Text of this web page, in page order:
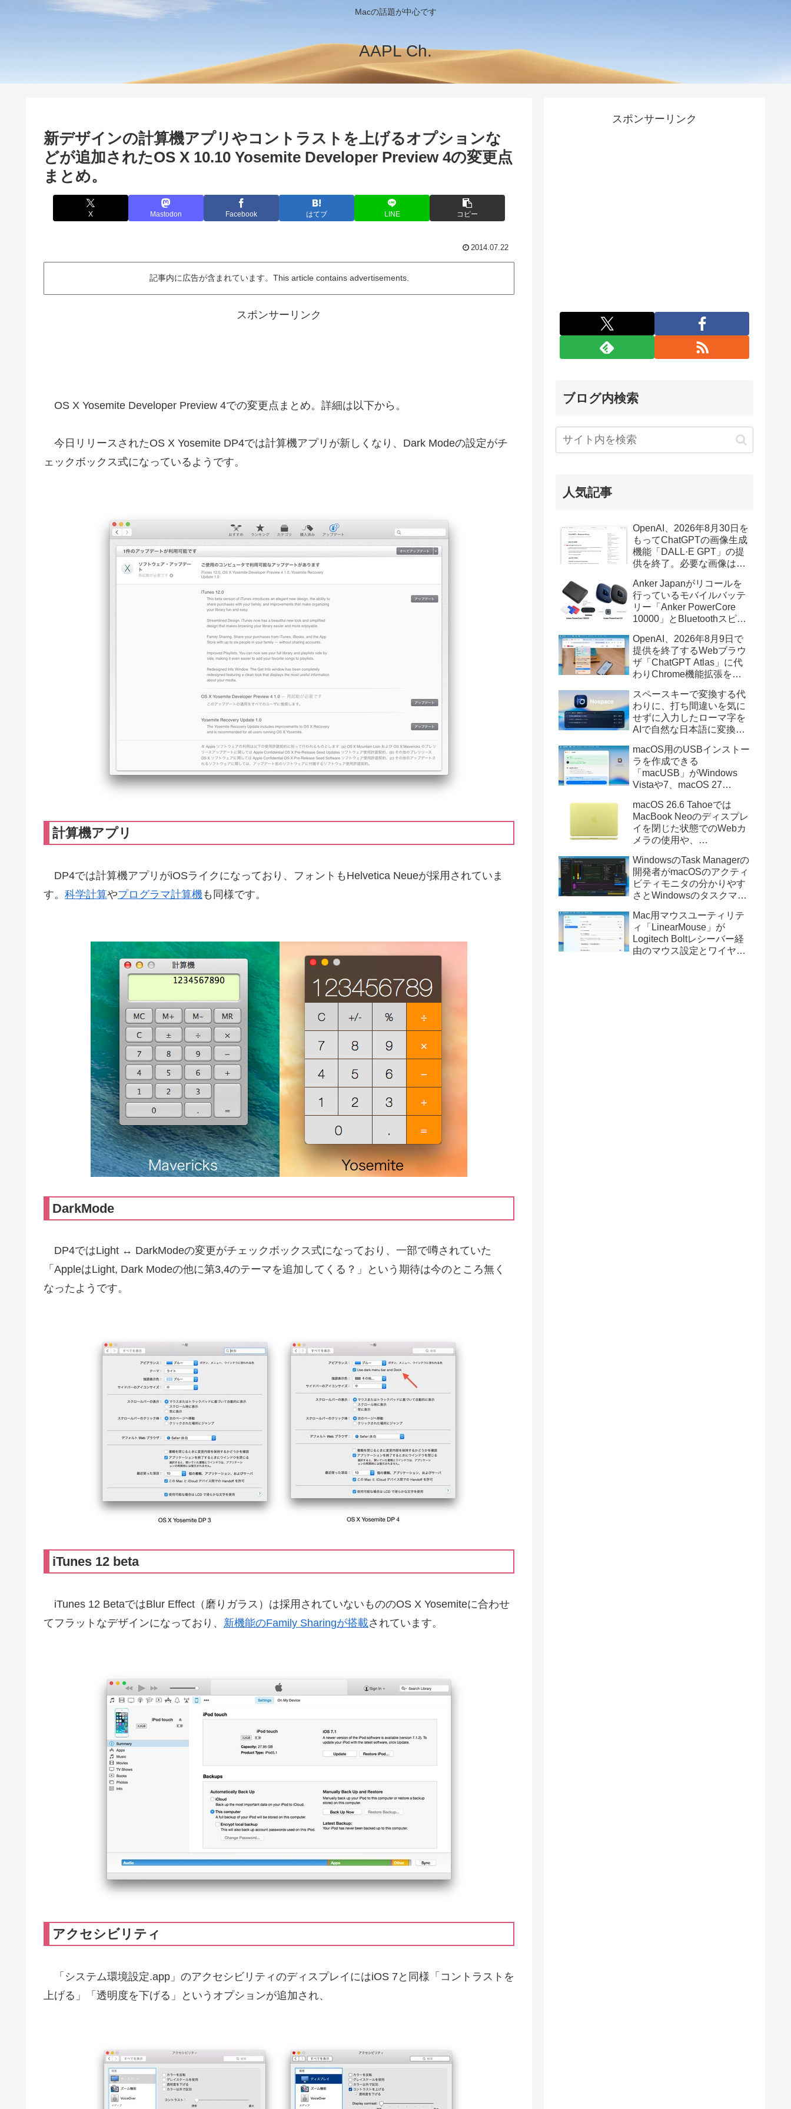
Macの話題が中心です
AAPL Ch.
新デザインの計算機アプリやコントラストを上げるオプションな
どが追加されたOS X 10.10 Yosemite Developer Preview 4の変更点
まとめ。
X Mastodon Facebook はてブ LINE コピー
2014.07.22
記事内に広告が含まれています。This article contains advertisements.
スポンサーリンク
OS X Yosemite Developer Preview 4での変更点まとめ。詳細は以下から。
今日リリースされたOS X Yosemite DP4では計算機アプリが新しくなり、Dark Modeの設定がチ
ェックボックス式になっているようです。
計算機アプリ
DP4では計算機アプリがiOSライクになっており、フォントもHelvetica Neueが採用されていま
す。 科学計算やプログラマ計算機 も同様です。
DarkMode
DP4ではLight ↔ DarkModeの変更がチェックボックス式になっており、一部で噂されていた
「AppleはLight, Dark Modeの他に第3,4のテーマを追加してくる？」という期待は今のところ無く
なったようです。
iTunes 12 beta
iTunes 12 BetaではBlur Effect（磨りガラス）は採用されていないもののOS X Yosemiteに合わせ
てフラットなデザインになっており、 新機能のFamily Sharingが搭載されています。
アクセシビリティ
「システム環境設定.app」のアクセシビリティのディスプレイにはiOS 7と同様「コントラストを
上げる」「透明度を下げる」というオプションが追加され、
スポンサーリンク
ブログ内検索
人気記事
OpenAI、2026年8月30日を
もってChatGPTの画像生成
機能「DALL·E GPT」の提
供を終了。必要な画像は期
Anker Japanがリコールを
行っているモバイルバッテ
リー「Anker PowerCore
10000」とBluetoothスピー
辺を焼損する火災が6月に3
件発生していたそうなので
注意を。
OpenAI、2026年8月9日で
提供を終了するWebブラウ
ザ「ChatGPT Atlas」に代
わりChrome機能拡張をア
画の質問やAsk ChatGPT機
能を追加。
スペースキーで変換する代
わりに、打ち間違いを気に
せずに入力したローマ字を
AIで自然な日本語に変換し
力アプリ「Nospace」がリ
リース。
macOS用のUSBインストー
ラを作成できる
「macUSB」がWindows
Vistaや7、macOS 27
トーラの作成に対応。
macOS 26.6 Tahoeでは
MacBook Neoのディスプレ
イを閉じた状態でのWebカ
メラの使用や、
利用しMacBook Neoを復元
する際の安定性が向上。
WindowsのTask Managerの
開発者がmacOSのアクティ
ビティモニタの分かりやす
さとWindowsのタスクマネ
Mac用システムモニタアプ
リ「Task Manager TMOG」
のBeta版を公開。
Mac用マウスユーティリテ
ィ「LinearMouse」が
Logitech Boltレシーバー経
由のマウス設定とワイヤレ